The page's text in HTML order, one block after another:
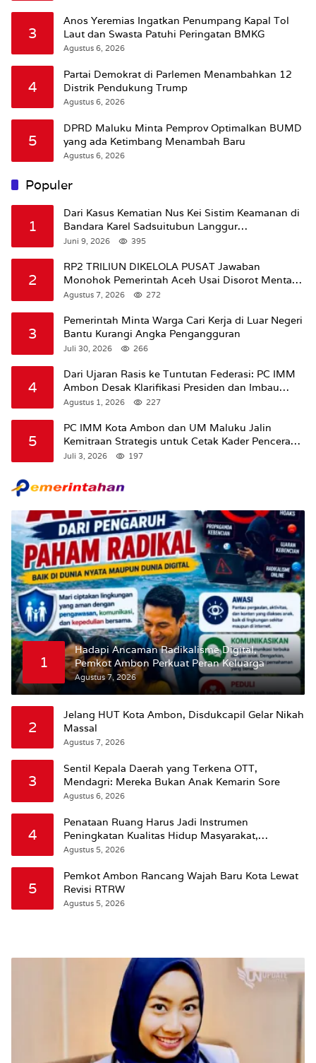
3
Anos Yeremias Ingatkan Penumpang Kapal Tol
Laut dan Swasta Patuhi Peringatan BMKG
Agustus 6, 2026
4
Partai Demokrat di Parlemen Menambahkan 12
Distrik Pendukung Trump
Agustus 6, 2026
5
DPRD Maluku Minta Pemprov Optimalkan BUMD
yang ada Ketimbang Menambah Baru
Agustus 6, 2026
Populer
1
Dari Kasus Kematian Nus Kei Sistim Keamanan di
Bandara Karel Sadsuitubun Langgur
Dipertanyakan
Juni 9, 2026 395
2
RP2 TRILIUN DIKELOLA PUSAT Jawaban
Monohok Pemerintah Aceh Usai Disorot Mentan
Amran Soal Dana Pertanian
Agustus 7, 2026 272
3
Pemerintah Minta Warga Cari Kerja di Luar Negeri
Bantu Kurangi Angka Pengangguran
Juli 30, 2026 266
4
Dari Ujaran Rasis ke Tuntutan Federasi: PC IMM
Ambon Desak Klarifikasi Presiden dan Imbau
Tunda Pengibaran Bendera Merah Putih Di
Agustus 1, 2026 227
5
PC IMM Kota Ambon dan UM Maluku Jalin
Kemitraan Strategis untuk Cetak Kader Pencerah
Bangsa “Membangun Peradaban dari Kampus”
Juli 3, 2026 197
1
Hadapi Ancaman Radikalisme Digital,
Pemkot Ambon Perkuat Peran Keluarga
Agustus 7, 2026
2
Jelang HUT Kota Ambon, Disdukcapil Gelar Nikah
Massal
Agustus 7, 2026
3
Sentil Kepala Daerah yang Terkena OTT,
Mendagri: Mereka Bukan Anak Kemarin Sore
Agustus 6, 2026
4
Penataan Ruang Harus Jadi Instrumen
Peningkatan Kualitas Hidup Masyarakat,
Wattimena: Revisi RT-RW Ditetapkan Pemkot
Agustus 5, 2026
5
Pemkot Ambon Rancang Wajah Baru Kota Lewat
Revisi RTRW
Agustus 5, 2026